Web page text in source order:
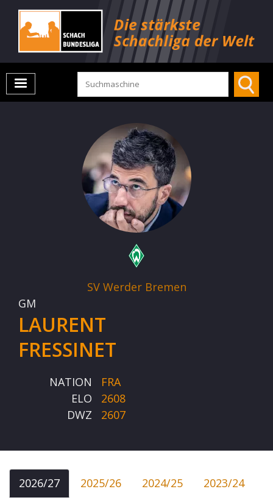
SV Werder Bremen
GM
LAURENT
FRESSINET
NATION
FRA
ELO
2608
DWZ
2607
2026/27 2025/26 2024/25
2023/24